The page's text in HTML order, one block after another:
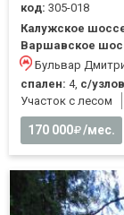
код: 305-018
Калужское
Варшавское
Бульвар
спален: 4, с/
Участок с лесом
170 000 /мес.